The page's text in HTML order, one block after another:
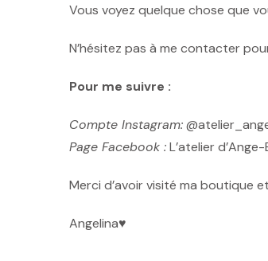
Vous voyez quelque chose que
N’hésitez pas à me contacter
Pour me suivre :
Compte Instagram:
Page Facebook :L’atelier d’Ange-
Merci d’avoir visité ma boutique
Angelina♥️